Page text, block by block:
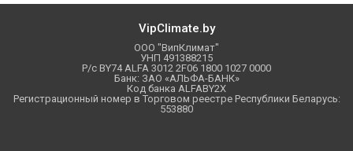
VipClimate.by
ООО "ВипКлимат"
УНП 491388215
Р/с BY74 ALFA 3012 2F06 1800 1027 0000
Банк: ЗАО «АЛЬФА-БАНК»
Код банка ALFABY2X
Регистрационный номер в Торговом реестре Республики Беларусь:
553880